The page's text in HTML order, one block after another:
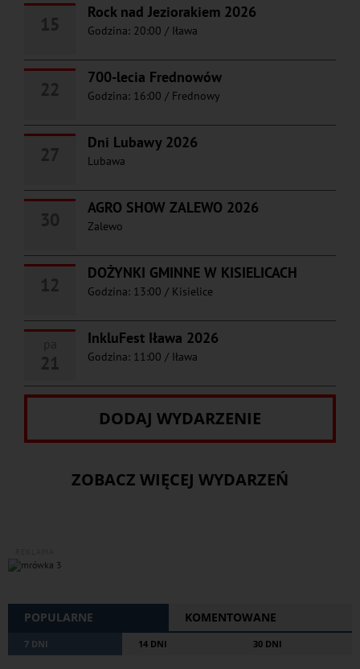
Rock nad Jeziorakiem 2026
Godzina: 20:00 / Iława
700-lecia Frednowów
Godzina: 16:00 / Frednowy
Dni Lubawy 2026
Lubawa
AGRO SHOW ZALEWO 2026
Zalewo
DOŻYNKI GMINNE W KISIELICACH
Godzina: 13:00 / Kisielice
InkluFest Iława 2026
Godzina: 11:00 / Iława
DODAJ WYDARZENIE
ZOBACZ WIĘCEJ WYDARZEŃ
POPULARNE KOMENTOWANE
7 DNI 14 DNI 30 DNI